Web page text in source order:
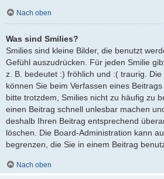
Nach oben
Was sind Smilies?
Smilies sind kleine Bilder, die benutzt
Gefühl auszudrücken. Für jeden Smilie
z. B. bedeutet :) fröhlich und :( traurig.
können Sie beim Verfassen eines
bitte trotzdem, Smilies nicht zu häufig zu
einen Beitrag schnell unlesbar machen
deshalb Ihren Beitrag entsprechend
löschen. Die Board-Administration kann
begrenzen, die Sie in einem Beitrag
Nach oben